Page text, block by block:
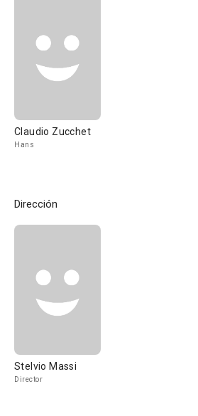
Claudio Zucchet
Hans
Dirección
Stelvio Massi
Director